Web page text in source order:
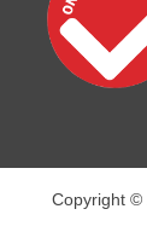
Copyright ©